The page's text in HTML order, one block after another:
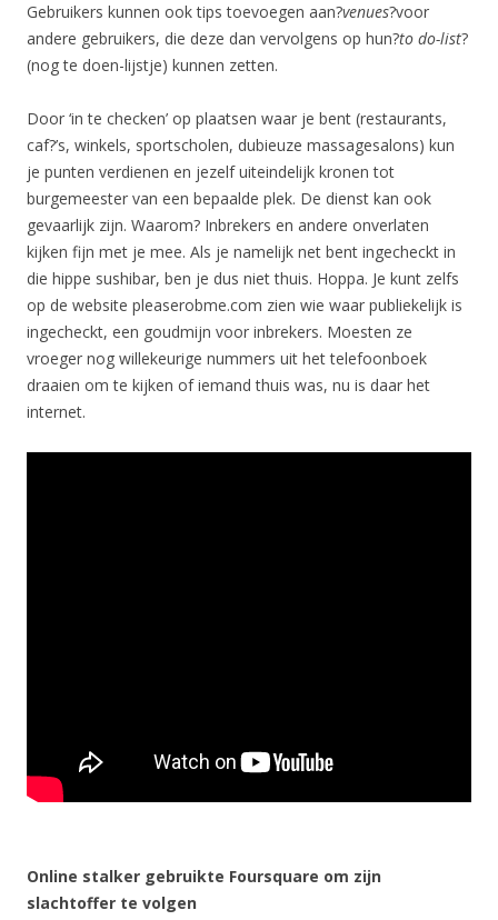
Gebruikers kunnen ook tips toevoegen aan?venues?voor
andere gebruikers, die deze dan vervolgens op hun?to do-list?
(nog te doen-lijstje) kunnen zetten.
Door ‘in te checken’ op plaatsen waar je bent (restaurants,
caf?’s, winkels, sportscholen, dubieuze massagesalons) kun
je punten verdienen en jezelf uiteindelijk kronen tot
burgemeester van een bepaalde plek. De dienst kan ook
gevaarlijk zijn. Waarom? Inbrekers en andere onverlaten
kijken fijn met je mee. Als je namelijk net bent ingecheckt in
die hippe sushibar, ben je dus niet thuis. Hoppa. Je kunt zelfs
op de website pleaserobme.com zien wie waar publiekelijk is
ingecheckt, een goudmijn voor inbrekers. Moesten ze
vroeger nog willekeurige nummers uit het telefoonboek
draaien om te kijken of iemand thuis was, nu is daar het
internet.
Online stalker gebruikte Foursquare om zijn
slachtoffer te volgen